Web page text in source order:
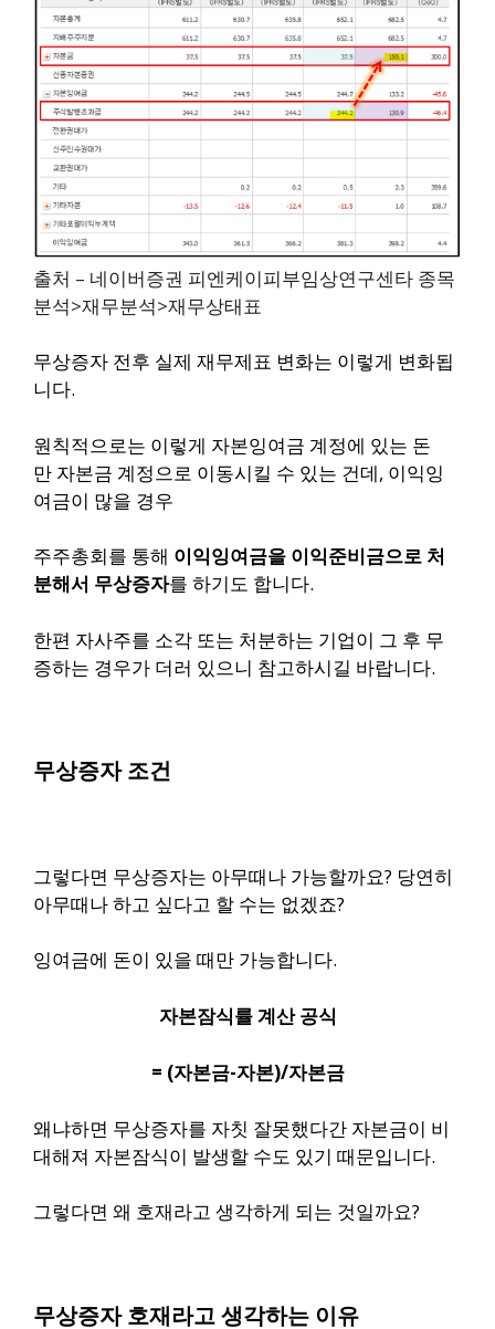
출처 – 네이버증권 피엔케이피부임상연구센타 종목
분석>재무분석>재무상태표
무상증자 전후 실제 재무제표 변화는 이렇게 변화됩
니다.
원칙적으로는 이렇게 자본잉여금 계정에 있는 돈
만 자본금 계정으로 이동시킬 수 있는 건데, 이익잉
여금이 많을 경우
주주총회를 통해 이익잉여금을 이익준비금으로 처
분해서 무상증자를 하기도 합니다.
한편 자사주를 소각 또는 처분하는 기업이 그 후 무
증하는 경우가 더러 있으니 참고하시길 바랍니다.
무상증자 조건
그렇다면 무상증자는 아무때나 가능할까요? 당연히
아무때나 하고 싶다고 할 수는 없겠죠?
잉여금에 돈이 있을 때만 가능합니다.
자본잠식률 계산 공식
= (자본금-자본)/자본금
왜냐하면 무상증자를 자칫 잘못했다간 자본금이 비
대해져 자본잠식이 발생할 수도 있기 때문입니다.
그렇다면 왜 호재라고 생각하게 되는 것일까요?
무상증자 호재라고 생각하는 이유